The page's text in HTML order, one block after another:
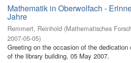
Mathematik in Oberwolfach -
Jahre
Remmert, Reinhold (Mathematisches
2007-05-05)
Greeting on the occasion of the
of the library building, 05 May 2007.